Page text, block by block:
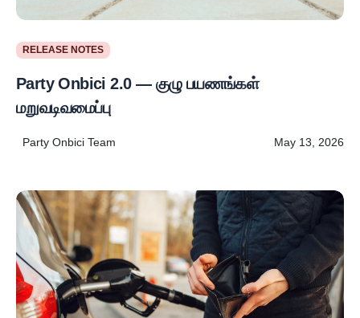
RELEASE NOTES
Party Onbici 2.0 — குழு பயணங்கள்
மறுவடிவமைப்பு
Party Onbici Team May 13, 2026